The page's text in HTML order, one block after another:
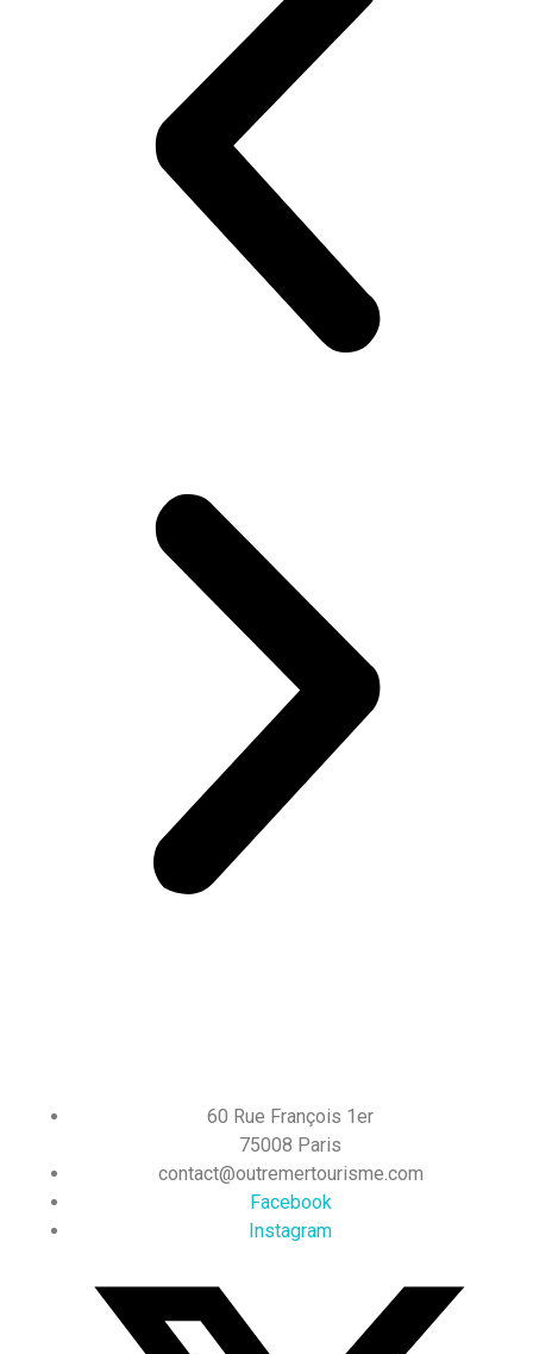
60 Rue François 1er
75008 Paris
contact@outremertourisme.com
Facebook
Instagram